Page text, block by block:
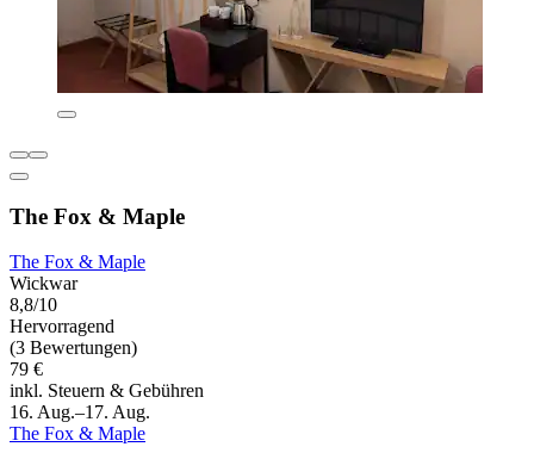
The Fox & Maple
The Fox & Maple
Wickwar
8,8/10
Hervorragend
(3 Bewertungen)
79 €
inkl. Steuern & Gebühren
16. Aug.–17. Aug.
The Fox & Maple